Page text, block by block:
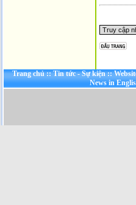
Trang chủ::Tin tức - Sự kiện::
News in